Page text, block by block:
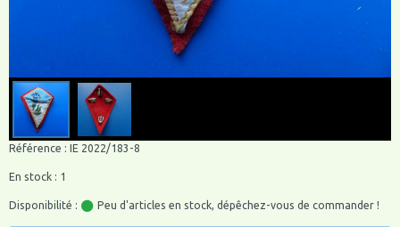
Référence : IE 2022/183-8
En stock : 1
Disponibilité : Peu d'articles en stock, dépêchez-vous de commander !